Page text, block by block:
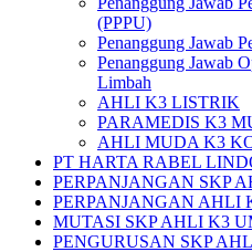
(PPPU)
Penanggung Jawab
Penanggung Jawab
Limbah
AHLI K3 LISTRIK
PARAMEDIS K3
AHLI MUDA K3
PT HARTA RABEL
PERPANJANGAN SKP
PERPANJANGAN AHLI
MUTASI SKP AHLI K3
PENGURUSAN SKP